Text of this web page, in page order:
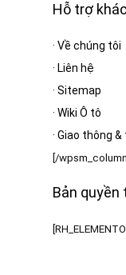
Hỗ trợ
·Về chúng tôi
· Liên hệ
·Sitemap
·Wiki Ô tô
·Giao thông &
[/wpsm_column]
Bản quyền